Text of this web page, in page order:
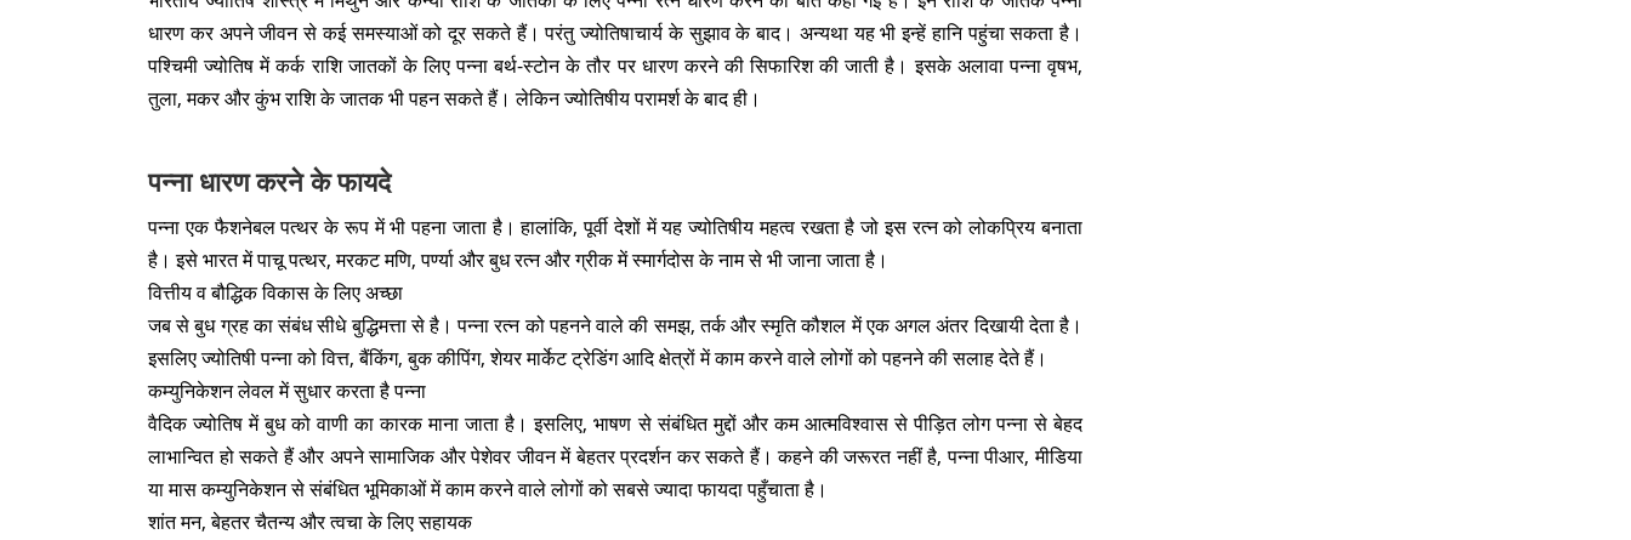
धारण कर अपने जीवन से कई समस्याओं को दूर सकते हैं। परंतु ज्योतिषाचार्य के सुझाव के बाद। अन्यथा यह भी इन्हें हानि पहुंचा सकता है।
पश्चिमी ज्योतिष में कर्क राशि जातकों के लिए पन्ना बर्थ-स्टोन के तौर पर धारण करने की सिफारिश की जाती है। इसके अलावा पन्ना वृषभ,
तुला, मकर और कुंभ राशि के जातक भी पहन सकते हैं। लेकिन ज्योतिषीय परामर्श के बाद ही।
पन्ना धारण करने के फायदे
पन्ना एक फैशनेबल पत्थर के रूप में भी पहना जाता है। हालांकि, पूर्वी देशों में यह ज्योतिषीय महत्व रखता है जो इस रत्न को लोकप्रिय बनाता
है। इसे भारत में पाचू पत्थर, मरकट मणि, पर्ण्या और बुध रत्न और ग्रीक में स्मार्गदोस के नाम से भी जाना जाता है।
वित्तीय व बौद्धिक विकास के लिए अच्छा
जब से बुध ग्रह का संबंध सीधे बुद्धिमत्ता से है। पन्ना रत्न को पहनने वाले की समझ, तर्क और स्मृति कौशल में एक अगल अंतर दिखायी देता है।
इसलिए ज्योतिषी पन्ना को वित्त, बैंकिंग, बुक कीपिंग, शेयर मार्केट ट्रेडिंग आदि क्षेत्रों में काम करने वाले लोगों को पहनने की सलाह देते हैं।
कम्युनिकेशन लेवल में सुधार करता है पन्ना
वैदिक ज्योतिष में बुध को वाणी का कारक माना जाता है। इसलिए, भाषण से संबंधित मुद्दों और कम आत्मविश्वास से पीड़ित लोग पन्ना से बेहद
लाभान्वित हो सकते हैं और अपने सामाजिक और पेशेवर जीवन में बेहतर प्रदर्शन कर सकते हैं। कहने की जरूरत नहीं है, पन्ना पीआर, मीडिया
या मास कम्युनिकेशन से संबंधित भूमिकाओं में काम करने वाले लोगों को सबसे ज्यादा फायदा पहुँचाता है।
शांत मन, बेहतर चैतन्य और त्वचा के लिए सहायक